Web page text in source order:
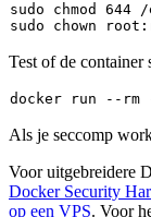
sudo chmod
sudo
chown
Test of de container
docker run -- rm
Als je seccomp
Voor uitgebreidere
Docker Security
op een VPS. Voor